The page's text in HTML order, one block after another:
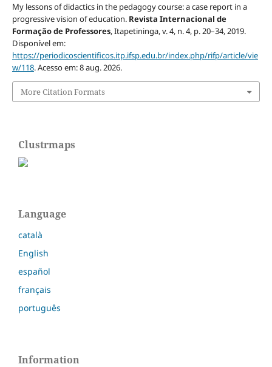
My lessons of didactics in the pedagogy course: a case report in a
progressive vision of education. Revista Internacional de
Formação de Professores, Itapetininga, v. 4, n. 4, p. 20–34, 2019.
Disponível em:
https://periodicoscientificos.itp.ifsp.edu.br/index.php/rifp/article/vie
w/118. Acesso em: 8 aug. 2026.
More Citation Formats
Clustrmaps
Language
català
English
español
français
português
Information